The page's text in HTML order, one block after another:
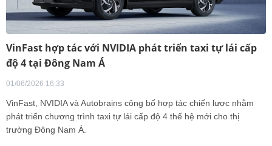
VinFast hợp tác với NVIDIA phát triển taxi tự lái cấp
độ 4 tại Đông Nam Á
01/06/2026 16:33
VinFast, NVIDIA và Autobrains công bố hợp tác chiến lược nhằm
phát triển chương trình taxi tự lái cấp độ 4 thế hệ mới cho thị
trường Đông Nam Á.